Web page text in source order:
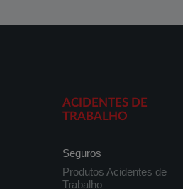
ACIDENTES DE
TRABALHO
Seguros
Produtos Acidentes de
Trabalho